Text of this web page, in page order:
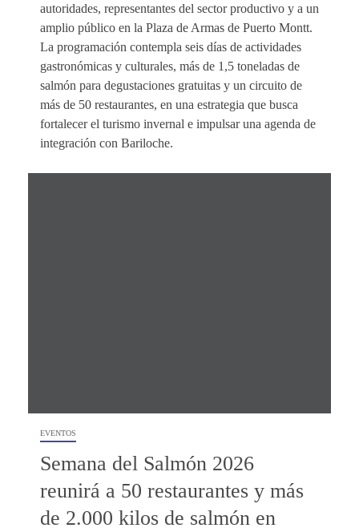
autoridades, representantes del sector productivo y a un
amplio público en la Plaza de Armas de Puerto Montt.
La programación contempla seis días de actividades
gastronómicas y culturales, más de 1,5 toneladas de
salmón para degustaciones gratuitas y un circuito de
más de 50 restaurantes, en una estrategia que busca
fortalecer el turismo invernal e impulsar una agenda de
integración con Bariloche.
EVENTOS
Semana del Salmón 2026
reunirá a 50 restaurantes y más
de 2.000 kilos de salmón en